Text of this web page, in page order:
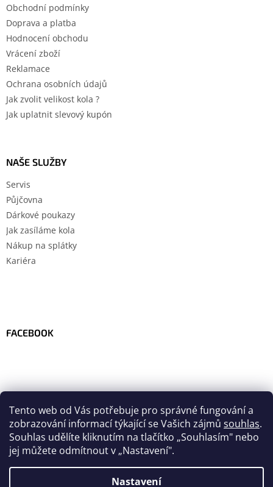
Tento web od Vás potřebuje pro správné fungování a
zobrazování informací týkající se Vašich zájmů souhlas.
Souhlas udělíte kliknutím na tlačítko „Souhlasím" nebo
jej můžete odmítnout v „Nastavení".
Nastavení
Obchodní podmínky
Doprava a platba
Hodnocení obchodu
Vrácení zboží
Reklamace
Ochrana osobních údajů
Jak zvolit velikost kola ?
Jak uplatnit slevový kupón
NAŠE SLUŽBY
Servis
Půjčovna
Dárkové poukazy
Jak zasíláme kola
Nákup na splátky
Kariéra
FACEBOOK